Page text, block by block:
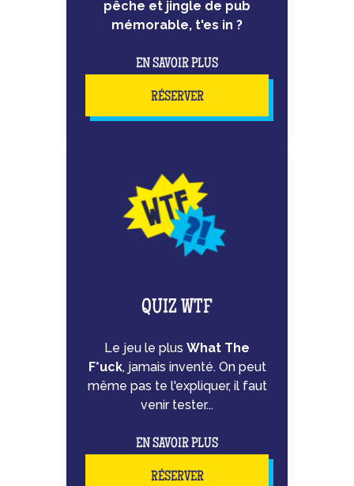
pêche et jingle de pub
mémorable, t'es in ?
EN SAVOIR PLUS
RÉSERVER
QUIZ WTF
Le jeu le plus What The
F*uck, jamais inventé. On peut
même pas te l'expliquer, il faut
venir tester...
EN SAVOIR PLUS
RÉSERVER